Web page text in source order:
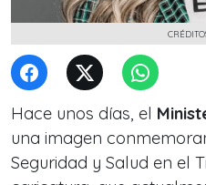
Hace unos días, el
una imagen
Seguridad y Salud en el